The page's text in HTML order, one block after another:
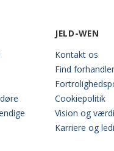
JELD-WEN
Kontakt os
Find forhandler
Cookiepolitik
Vision og
Karriere og